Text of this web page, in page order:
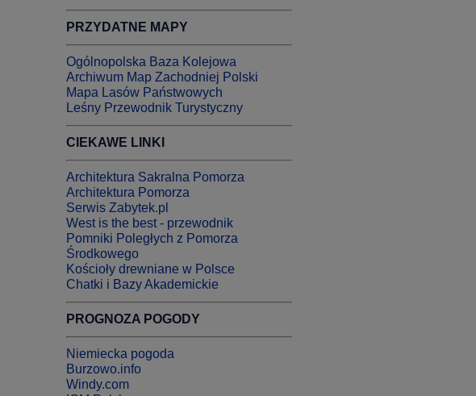
PRZYDATNE MAPY
Ogólnopolska Baza Kolejowa
Archiwum Map Zachodniej Polski
Mapa Lasów Państwowych
Leśny Przewodnik Turystyczny
CIEKAWE LINKI
Architektura Sakralna Pomorza
Architektura Pomorza
Serwis Zabytek.pl
West is the best - przewodnik
Pomniki Poległych z Pomorza
Środkowego
Kościoły drewniane w Polsce
Chatki i Bazy Akademickie
PROGNOZA POGODY
Niemiecka pogoda
Burzowo.info
Windy.com